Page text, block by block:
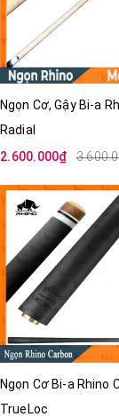
Ngọn Cơ, Gậy Bi-a
Radial
2.600.000₫
Ngọn Cơ Bi-a Rhino
TrueLoc